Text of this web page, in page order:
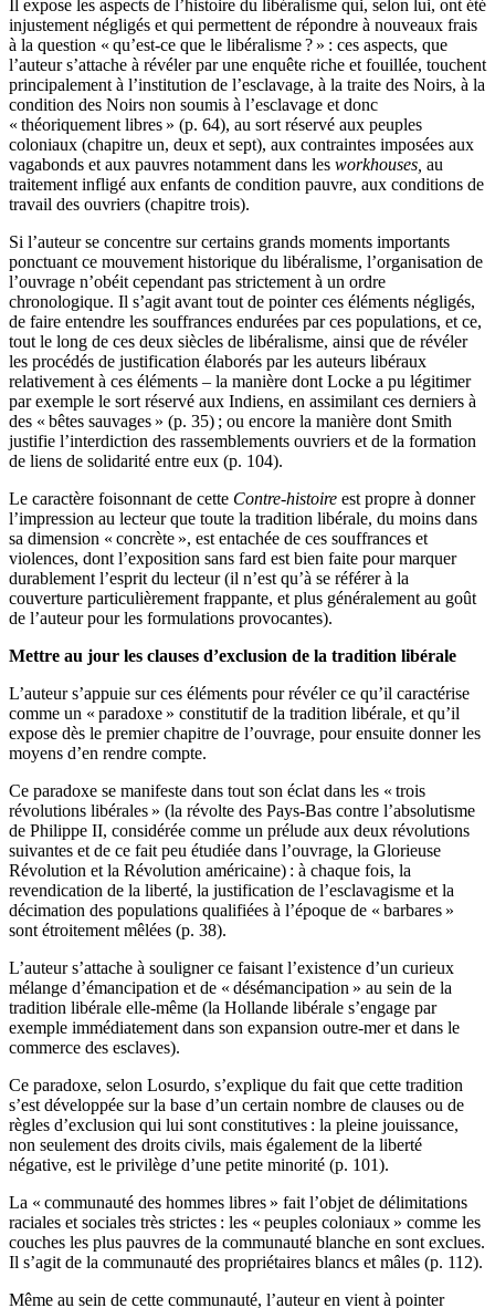
Il expose les aspects de l’histoire du libéralisme qui, selon lui, ont été
injustement négligés et qui permettent de répondre à nouveaux frais
à la question « qu’est-ce que le libéralisme ? » : ces aspects, que
l’auteur s’attache à révéler par une enquête riche et fouillée, touchent
principalement à l’institution de l’esclavage, à la traite des Noirs, à la
condition des Noirs non soumis à l’esclavage et donc
« théoriquement libres » (p. 64), au sort réservé aux peuples
coloniaux (chapitre un, deux et sept), aux contraintes imposées aux
vagabonds et aux pauvres notamment dans les workhouses, au
traitement infligé aux enfants de condition pauvre, aux conditions de
travail des ouvriers (chapitre trois).
Si l’auteur se concentre sur certains grands moments importants
ponctuant ce mouvement historique du libéralisme, l’organisation de
l’ouvrage n’obéit cependant pas strictement à un ordre
chronologique. Il s’agit avant tout de pointer ces éléments négligés,
de faire entendre les souffrances endurées par ces populations, et ce,
tout le long de ces deux siècles de libéralisme, ainsi que de révéler
les procédés de justification élaborés par les auteurs libéraux
relativement à ces éléments – la manière dont Locke a pu légitimer
par exemple le sort réservé aux Indiens, en assimilant ces derniers à
des « bêtes sauvages » (p. 35) ; ou encore la manière dont Smith
justifie l’interdiction des rassemblements ouvriers et de la formation
de liens de solidarité entre eux (p. 104).
Le caractère foisonnant de cette Contre-histoire est propre à donner
l’impression au lecteur que toute la tradition libérale, du moins dans
sa dimension « concrète », est entachée de ces souffrances et
violences, dont l’exposition sans fard est bien faite pour marquer
durablement l’esprit du lecteur (il n’est qu’à se référer à la
couverture particulièrement frappante, et plus généralement au goût
de l’auteur pour les formulations provocantes).
Mettre au jour les clauses d’exclusion de la tradition libérale
L’auteur s’appuie sur ces éléments pour révéler ce qu’il caractérise
comme un « paradoxe » constitutif de la tradition libérale, et qu’il
expose dès le premier chapitre de l’ouvrage, pour ensuite donner les
moyens d’en rendre compte.
Ce paradoxe se manifeste dans tout son éclat dans les « trois
révolutions libérales » (la révolte des Pays-Bas contre l’absolutisme
de Philippe II, considérée comme un prélude aux deux révolutions
suivantes et de ce fait peu étudiée dans l’ouvrage, la Glorieuse
Révolution et la Révolution américaine) : à chaque fois, la
revendication de la liberté, la justification de l’esclavagisme et la
décimation des populations qualifiées à l’époque de « barbares »
sont étroitement mêlées (p. 38).
L’auteur s’attache à souligner ce faisant l’existence d’un curieux
mélange d’émancipation et de « désémancipation » au sein de la
tradition libérale elle-même (la Hollande libérale s’engage par
exemple immédiatement dans son expansion outre-mer et dans le
commerce des esclaves).
Ce paradoxe, selon Losurdo, s’explique du fait que cette tradition
s’est développée sur la base d’un certain nombre de clauses ou de
règles d’exclusion qui lui sont constitutives : la pleine jouissance,
non seulement des droits civils, mais également de la liberté
négative, est le privilège d’une petite minorité (p. 101).
La « communauté des hommes libres » fait l’objet de délimitations
raciales et sociales très strictes : les « peuples coloniaux » comme les
couches les plus pauvres de la communauté blanche en sont exclues.
Il s’agit de la communauté des propriétaires blancs et mâles (p. 112).
Même au sein de cette communauté, l’auteur en vient à pointer